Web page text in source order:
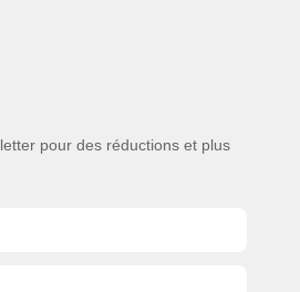
pour des réductions et plus